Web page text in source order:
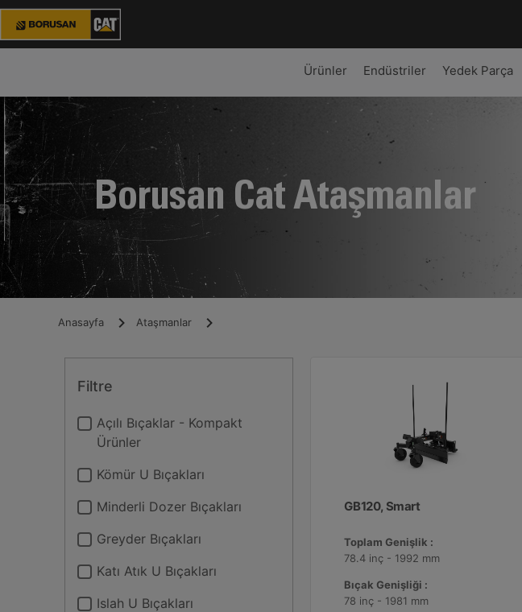
Ürünler Endüstriler Yedek Parça
Borusan Cat Ataşmanlar
Anasayfa Ataşmanlar
Filtre
Açılı Bıçaklar - Kompakt
Ürünler
Kömür U Bıçakları
Minderli Dozer Bıçakları
Greyder Bıçakları
Katı Atık U Bıçakları
Islah U Bıçakları
GB120, Smart
Toplam Genişlik :
78.4 inç - 1992 mm
Bıçak Genişliği :
78 inç - 1981 mm